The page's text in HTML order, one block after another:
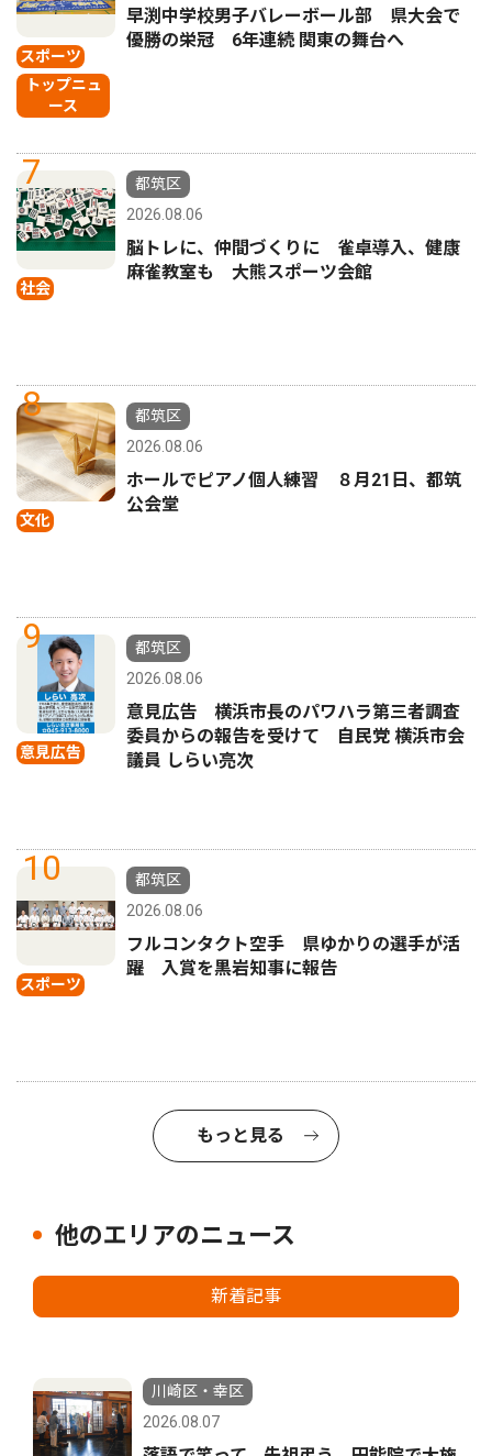
スポーツ
トップニュ
ース
早渕中学校男子バレーボール部 県大会で
優勝の栄冠 6年連続 関東の舞台へ
7
社会
都筑区
2026.08.06
脳トレに、仲間づくりに 雀卓導入、健康
麻雀教室も 大熊スポーツ会館
8
文化
都筑区
2026.08.06
ホールでピアノ個人練習 ８月21日、都筑
公会堂
9
意見広告
都筑区
2026.08.06
意見広告 横浜市長のパワハラ第三者調査
委員からの報告を受けて 自民党 横浜市会
議員 しらい亮次
10
スポーツ
都筑区
2026.08.06
フルコンタクト空手 県ゆかりの選手が活
躍 入賞を黒岩知事に報告
もっと見る
他のエリアのニュース
新着記事
川崎区・幸区
2026.08.07